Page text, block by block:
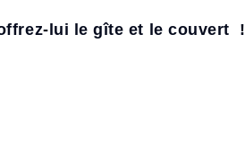
lui le gîte et le couvert !